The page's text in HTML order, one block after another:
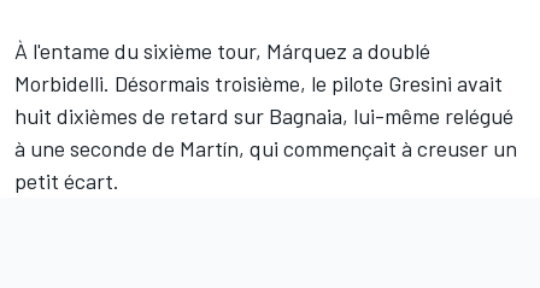
À l'entame du sixième tour, Márquez a doublé
Morbidelli. Désormais troisième, le pilote Gresini avait
huit dixièmes de retard sur Bagnaia, lui-même relégué
à une seconde de Martín, qui commençait à creuser un
petit écart.